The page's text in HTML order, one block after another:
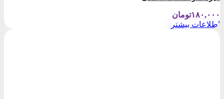
۱۸۰,۰۰۰تومان
اطلاعات بیشتر